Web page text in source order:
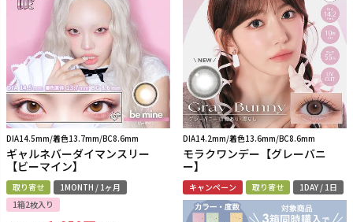
DIA14.5mm/着色13.7mm/BC8.6mm
ギャルネバーダイマンスリー
【ビーマイン】
取り寄せ
1MONTH / 1ヶ月
1箱2枚入り
DIA14.2mm/着色13.6mm/BC8.6mm
モラクワンデー【グレーバニ
ー】
キャンペーン 取り寄せ 1DAY / 1日